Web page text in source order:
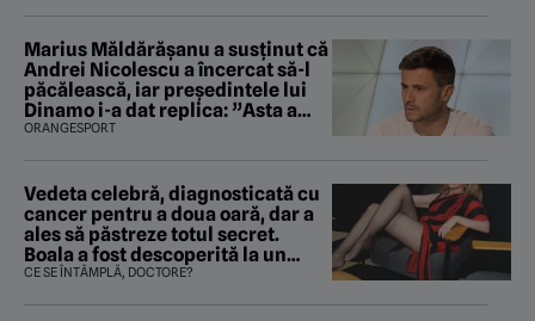
Marius Măldărăşanu a susţinut că
Andrei Nicolescu a încercat să-l
păcălească, iar preşedintele lui
Dinamo i-a dat replica: ”Asta a
fost istoria”
ORANGESPORT
Vedeta celebră, diagnosticată cu
cancer pentru a doua oară, dar a
ales să păstreze totul secret.
Boala a fost descoperită la un
control de rutină
CE SE ÎNTÂMPLĂ, DOCTORE?